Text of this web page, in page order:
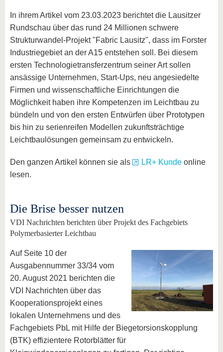
In ihrem Artikel vom 23.03.2023 berichtet die Lausitzer
Rundschau über das rund 24 Millionen schwere
Strukturwandel-Projekt "Fabric Lausitz", dass im Forster
Industriegebiet an der A15 entstehen soll. Bei diesem
ersten Technologietransferzentrum seiner Art sollen
ansässige Unternehmen, Start-Ups, neu angesiedelte
Firmen und wissenschaftliche Einrichtungen die
Möglichkeit haben ihre Kompetenzen im Leichtbau zu
bündeln und von den ersten Entwürfen über Prototypen
bis hin zu serienreifen Modellen zukunftsträchtige
Leichtbaulösungen gemeinsam zu entwickeln.
Den ganzen Artikel können sie als LR+ Kunde online
lesen.
Die Brise besser nutzen
VDI Nachrichten berichten über Projekt des Fachgebiets
Polymerbasierter Leichtbau
Auf Seite 10 der
Ausgabennummer 33/34 vom
20. August 2021 berichten die
VDI Nachrichten über das
Kooperationsprojekt eines
lokalen Unternehmens und des
Fachgebiets PbL mit Hilfe der Biegetorsionskopplung
(BTK) effizientere Rotorblätter für